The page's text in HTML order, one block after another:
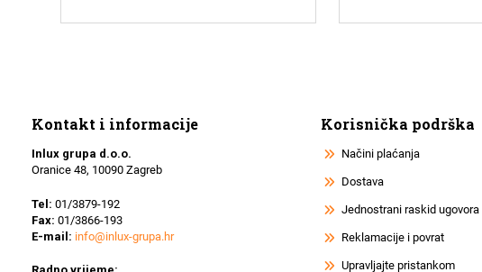
Kontakt i informacije
Inlux grupa d.o.o.
Oranice 48, 10090 Zagreb
Tel: 01/3879-192
Fax: 01/3866-193
E-mail: info@inlux-grupa.hr
Korisnička podrška
Načini plaćanja
Dostava
Jednostrani raskid ugovora
Reklamacije i povrat
Upravljajte pristankom